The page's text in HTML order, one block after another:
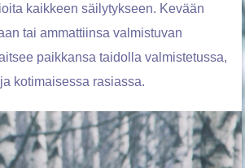
kaikkeen säilytykseen. Kevään
tai ammattiinsa valmistuvan
paikkansa taidolla valmistetussa,
kotimaisessa rasiassa.